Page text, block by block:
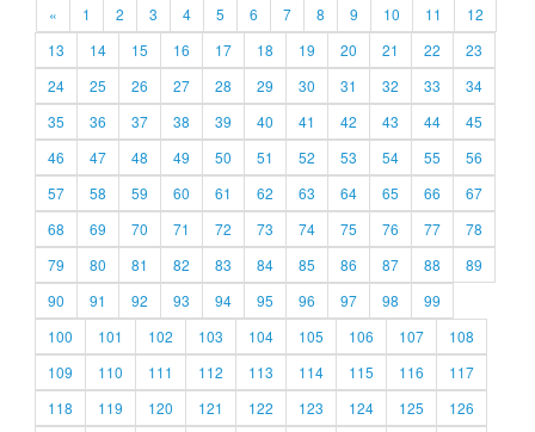
« 1 2 3 4 5 6 7 8 9 10 11
12
13
14 15 16 17 18 19 20 21 22
23
24
25 26 27 28 29 30 31 32 33
34
35
36 37 38 39 40 41 42 43 44
45
46
47 48 49 50 51 52 53 54 55
56
57
58 59 60 61 62 63 64 65 66
67
68
69 70 71 72 73 74 75 76 77
78
79
80 81 82 83 84 85 86 87 88
89
90
91 92 93 94 95 96 97 98
99
100
101 102 103 104 105 106 107
108
109
110 111 112 113 114 115 116
117
118
119 120 121 122 123 124 125
126